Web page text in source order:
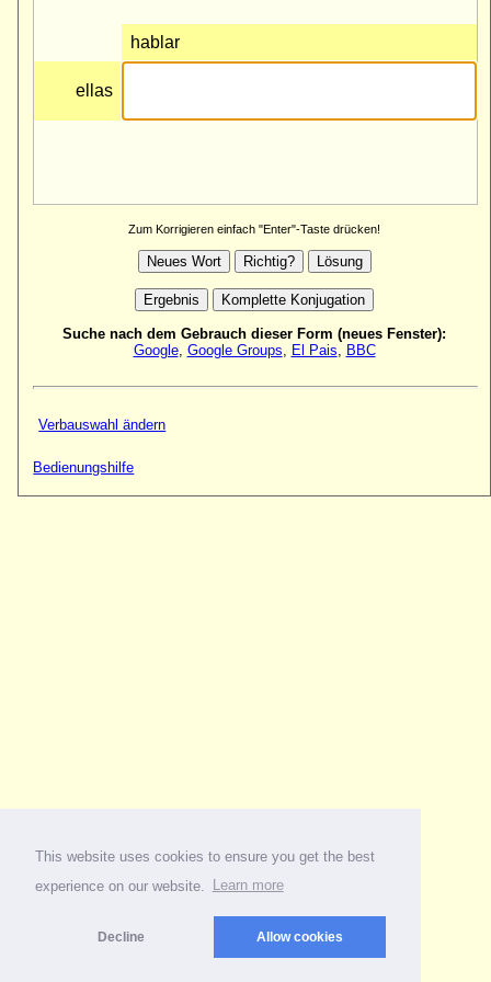
This website uses cookies to ensure you get the best
experience on our website.
Learn more
Decline Allow cookies
Zum Korrigieren einfach "Enter"-Taste drücken!
Suche nach dem Gebrauch dieser Form (neues Fenster):
Google, Google Groups El Pais BBC
Verbauswahl ändern
Bedienungshilfe